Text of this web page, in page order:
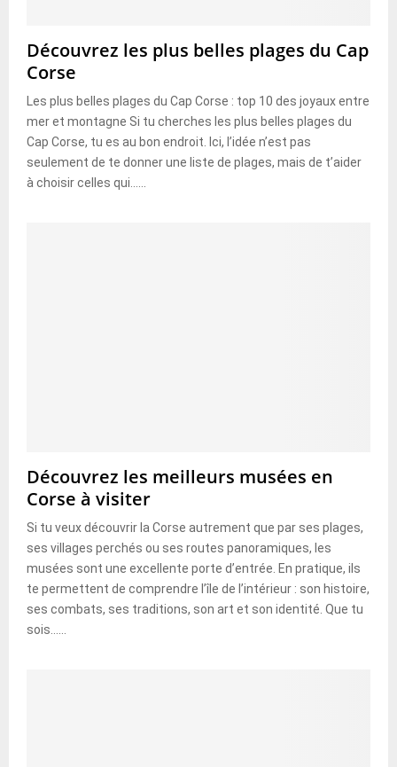
Découvrez les plus belles plages du Cap
Corse
Les plus belles plages du Cap Corse : top 10 des joyaux entre
mer et montagne Si tu cherches les plus belles plages du
Cap Corse, tu es au bon endroit. Ici, l’idée n’est pas
seulement de te donner une liste de plages, mais de t’aider
à choisir celles qui......
Découvrez les meilleurs musées en
Corse à visiter
Si tu veux découvrir la Corse autrement que par ses plages,
ses villages perchés ou ses routes panoramiques, les
musées sont une excellente porte d’entrée. En pratique, ils
te permettent de comprendre l’île de l’intérieur : son histoire,
ses combats, ses traditions, son art et son identité. Que tu
sois......